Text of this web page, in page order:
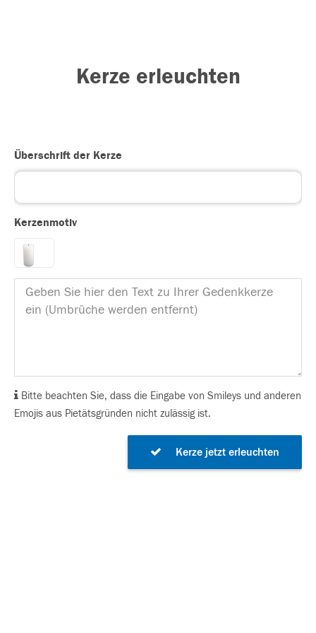
Kerze erleuchten
Überschrift der Kerze
Kerzenmotiv
Bitte beachten Sie, dass die Eingabe von Smileys und anderen
Emojis aus Pietätsgründen nicht zulässig ist.
Kerze jetzt erleuchten